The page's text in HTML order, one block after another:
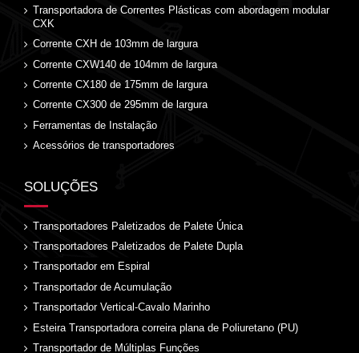
Transportadora de Correntes Plásticas com abordagem modular
CXK
Corrente CXH de 103mm de largura
Corrente CXW140 de 104mm de largura
Corrente CX180 de 175mm de largura
Corrente CX300 de 295mm de largura
Ferramentas de Instalação
Acessórios de transportadores
SOLUÇÕES
Transportadores Paletizados de Palete Única
Transportadores Paletizados de Palete Dupla
Transportador em Espiral
Transportador de Acumulação
Transportador Vertical-Cavalo Marinho
Esteira Transportadora correira plana de Poliuretano (PU)
Transportador de Múltiplas Funções